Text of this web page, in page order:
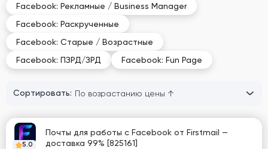
Facebook: Рекламные / Business Manager
Facebook: Раскрученные
Facebook: Старые / Возрастные
Facebook: ПЗРД/ЗРД
Facebook: Fun Page
Сортировать:
5.0
Почты для работы с Facebook от Firstmail —
доставка 99% [825161]